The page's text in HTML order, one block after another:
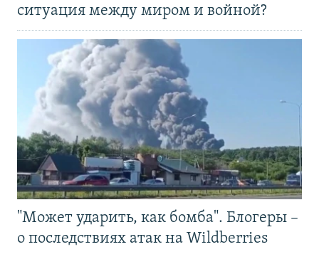
ситуация между миром и войной?
"Может ударить, как бомба". Блогеры –
о последствиях атак на Wildberries